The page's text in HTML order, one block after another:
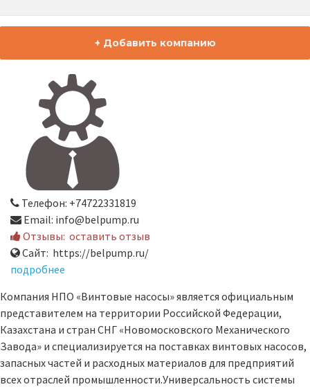
+ Добавить компанию
Телефон: +74722331819
Email: info@belpump.ru
Отзывы: оставить отзыв
Сайт: https://belpump.ru/
подробнее
Компания НПО «Винтовые насосы» является официальным
представителем на территории Российской Федерации,
Казахстана и стран СНГ «Новомосковского Механического
Завода» и специализируется на поставках винтовых насосов,
запасных частей и расходных материалов для предприятий
всех отраслей промышленности.Универсальность системы